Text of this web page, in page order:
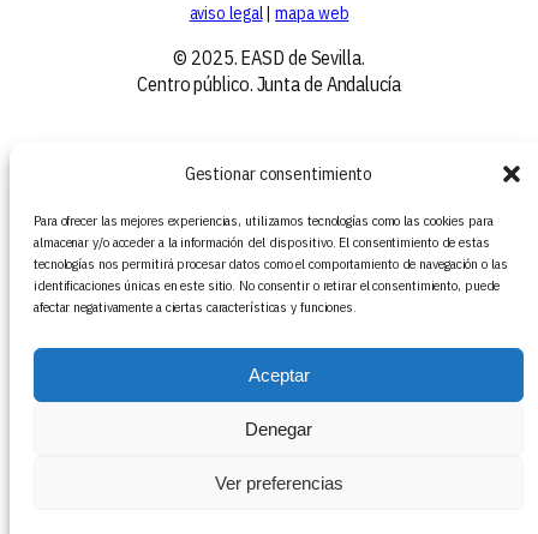
Gestionar consentimiento
Para ofrecer las mejores experiencias, utilizamos tecnologías como las cookies para
almacenar y/o acceder a la información del dispositivo. El consentimiento de estas
tecnologías nos permitirá procesar datos como el comportamiento de navegación o las
identificaciones únicas en este sitio. No consentir o retirar el consentimiento, puede
afectar negativamente a ciertas características y funciones.
Aceptar
Denegar
Ver preferencias
aviso legal |mapa web
© 2025. EASD de Sevilla.
Centro público. Junta de Andalucía